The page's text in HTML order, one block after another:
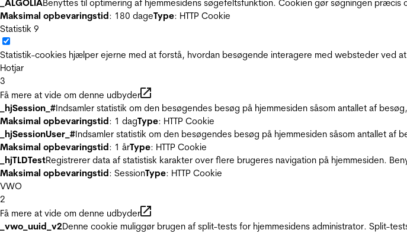
_ALGOLIABenyttes til optimering af hjemmesidens søgefeltsfunktion. Cookien gør søgningen præcis
Maksimal opbevaringstid: 180 dageType: HTTP Cookie
Statistik 9
Statistik-cookies hjælper ejerne med at forstå, hvordan besøgende interagere med websteder ved
Hotjar
3
Få mere at vide om denne udbyder
_hjSession_#Indsamler statistik om den besøgendes besøg på hjemmesiden såsom antallet af
Maksimal opbevaringstid: 1 dagType: HTTP Cookie
_hjSessionUser_#Indsamler statistik om den besøgendes besøg på hjemmesiden såsom antallet
Maksimal opbevaringstid: 1 årType: HTTP Cookie
_hjTLDTestRegistrerer data af statistisk karakter over flere brugeres navigation på hjemmesiden.
Maksimal opbevaringstid: SessionType: HTTP Cookie
VWO
2
Få mere at vide om denne udbyder
_vwo_uuid_v2Denne cookie muliggør brugen af split-tests for hjemmesidens administrator. Split-